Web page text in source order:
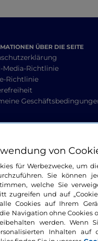
ÜBER DIE SEITE
Media-Richtlinie
Richtlinie
von
für Werbezwecke, um
Sie können
welche Sie
zugreifen und auf
Cookies auf Ihrem
Navigation ohne Cookies
werden. Wenn
Inhalten auf